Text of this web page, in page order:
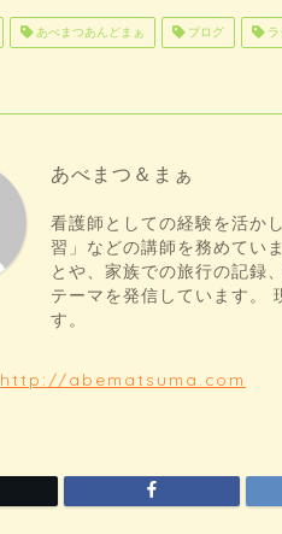
あべまつあんどまぁ ブログ ラ
あべまつ＆まぁ
看護師としての経験を活か
習」などの講師を務めてい
とや、家族での旅行の記録
テーマを発信しています。
す。
http://abematsuma.com